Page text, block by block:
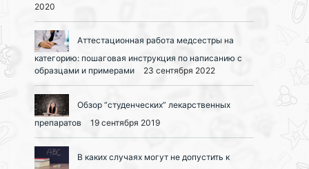
2020
Аттестационная работа медсестры на
категорию: пошаговая инструкция по написанию с
образцами и примерами
23 сентября 2022
Обзор “студенческих” лекарственных
препаратов
19 сентября 2019
В каких случаях могут не допустить к